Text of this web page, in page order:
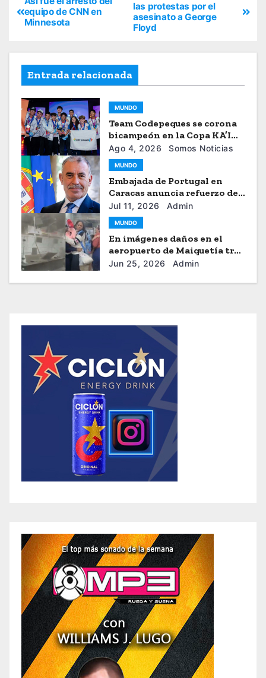
las protestas por el
asesinato a George
Floyd
equipo de CNN en
Minnesota
Entrada relacionada
MUNDO
Team Codepeques se corona
bicampeón en la Copa KA’I
2026
Ago 4, 2026 Somos Noticias
MUNDO
Embajada de Portugal en
Caracas anuncia refuerzo de
ayuda humanitaria
Jul 11, 2026 Admin
MUNDO
En imágenes daños en el
aeropuerto de Maiquetía tras
los sismos
Jun 25, 2026 Admin